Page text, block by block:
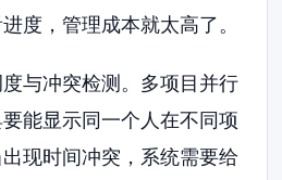
度，管理成本就太高了。
与冲突检测。多项目并行
能显示同一个人在不同项
现时间冲突，系统需要给